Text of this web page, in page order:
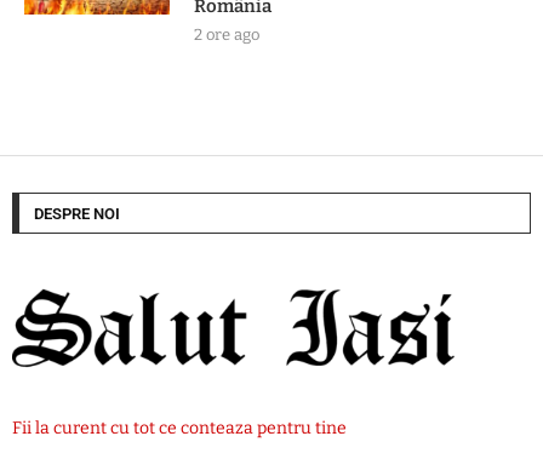
România
2 ore ago
DESPRE NOI
Fii la curent cu tot ce conteaza pentru tine